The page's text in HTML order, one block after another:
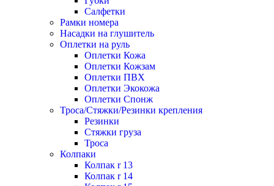
Салфетки
Рамки номера
Насадки на глушитель
Оплетки на руль
Оплетки Кожа
Оплетки Кожзам
Оплетки ПВХ
Оплетки Экокожа
Оплетки Спонж
Троса/Стяжки/Резинки крепления
Резинки
Стяжки груза
Троса
Колпаки
Колпак r 13
Колпак r 14